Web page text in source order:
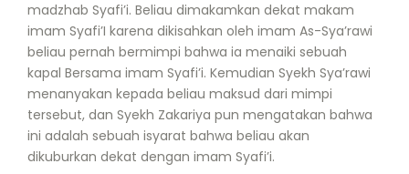
madzhab Syafi’i. Beliau dimakamkan dekat makam
imam Syafi’I karena dikisahkan oleh imam As-Sya’rawi
beliau pernah bermimpi bahwa ia menaiki sebuah
kapal Bersama imam Syafi’i. Kemudian Syekh Sya’rawi
menanyakan kepada beliau maksud dari mimpi
tersebut, dan Syekh Zakariya pun mengatakan bahwa
ini adalah sebuah isyarat bahwa beliau akan
dikuburkan dekat dengan imam Syafi’i.